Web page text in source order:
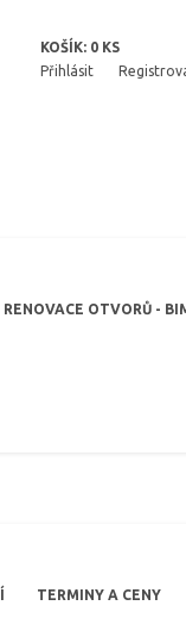
KOŠÍK: 0 KS
Přihlásit
RENOVACE OTVORŮ -
TERMINY A CENY